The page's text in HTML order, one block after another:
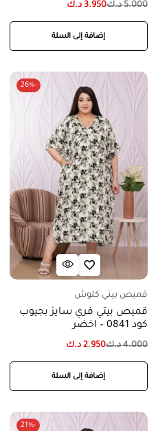
5.000 د.ك3.950 د.ك
إضافة إلى السلة
-26%
قميص بيتي كلوش
قميص بيتي فري سايز بجيوب
كود 0841 – اخضر
4.000 د.ك2.950 د.ك
إضافة إلى السلة
-21%